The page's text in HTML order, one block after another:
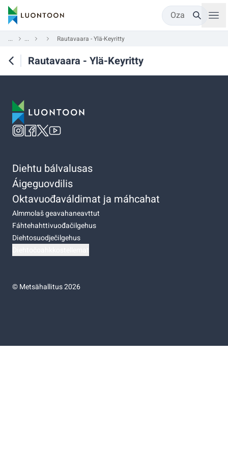
Oza
... ... Rautavaara - Ylä-Keyritty
Rautavaara - Ylä-Keyritty
Diehtu bálvalusas
Áigeguovdilis
Oktavuođaváldimat ja máhcahat
Almmolaš geavahaneavttut
Fáhtehahttivuođačilgehus
Diehtosuodječilgehus
©Metsähallitus 2026